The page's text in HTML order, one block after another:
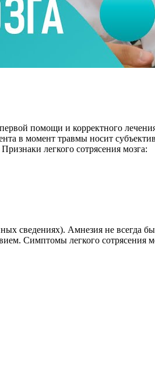
помощи и корректного
в момент травмы носит
легкого сотрясения мозга:
сведениях). Амнезия не всегда
Симптомы легкого сотрясения